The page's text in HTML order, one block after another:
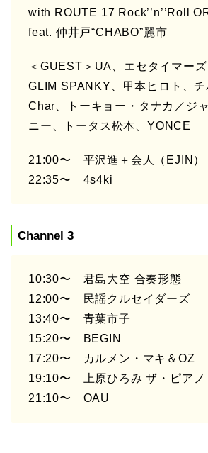
with ROUTE 17 Rock’’n’’Roll
feat. 仲井戸“CHABO”麗市
＜GUEST＞UA、エセタイマーズ
GLIM SPANKY、甲本ヒロト、チ
Char、トーキョー・タナカ／ジ
ニー、トータス松本、YONCE
21:00〜 平沢進＋会人（EJIN）
22:35〜 4s4ki
Channel 3
10:30〜 君島大空 合奏形態
12:00〜 民謡クルセイダーズ
13:40〜 青葉市子
15:20〜 BEGIN
17:20〜 カルメン・マキ＆OZ
19:10〜 上原ひろみ ザ・ピアノ
21:10〜 OAU